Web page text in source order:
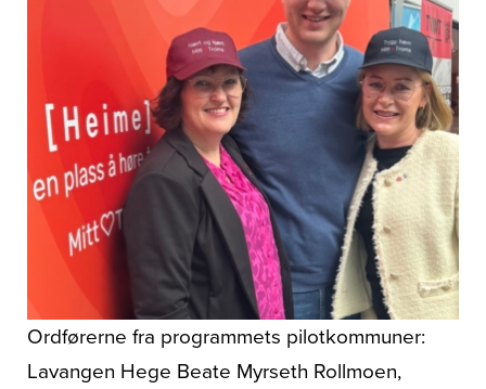
Ordførerne fra programmets pilotkommuner:
Lavangen Hege Beate Myrseth Rollmoen,